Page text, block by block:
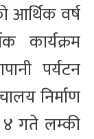
आर्थिक वर्ष
कार्यक्रम
पर्यटन
निर्माण
४ गते लम्की